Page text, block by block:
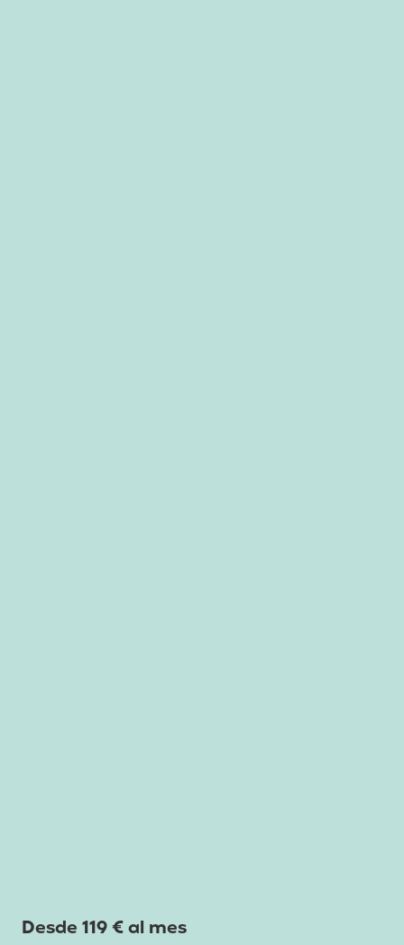
Desde 119 € al mes